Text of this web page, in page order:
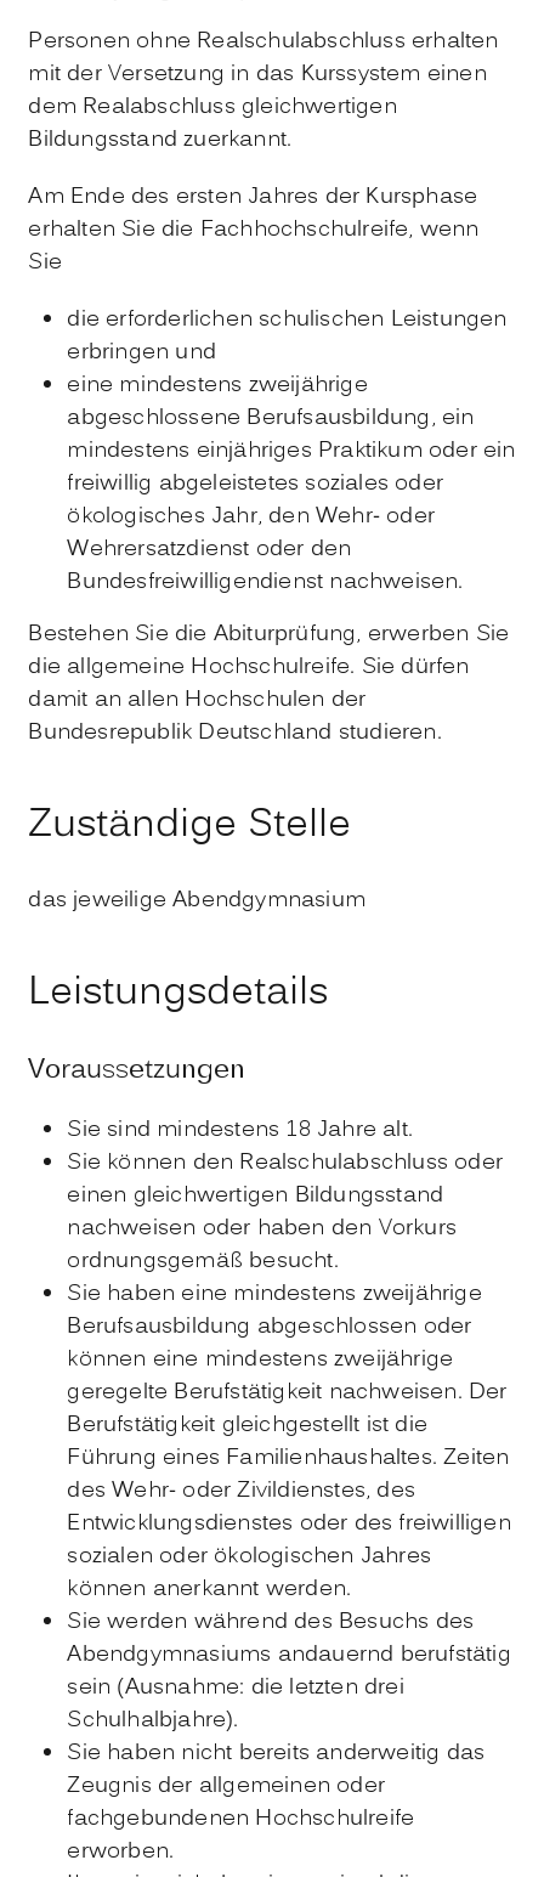
Personen ohne Realschulabschluss erhalten
mit der Versetzung in das Kurssystem einen
dem Realabschluss gleichwertigen
Bildungsstand zuerkannt.
Am Ende des ersten Jahres der Kursphase
erhalten Sie die Fachhochschulreife, wenn
Sie
die erforderlichen schulischen Leistungen
erbringen und
eine mindestens zweijährige
abgeschlossene Berufsausbildung, ein
mindestens einjähriges Praktikum oder ein
freiwillig abgeleistetes soziales oder
ökologisches Jahr, den Wehr- oder
Wehrersatzdienst oder den
Bundesfreiwilligendienst nachweisen.
Bestehen Sie die Abiturprüfung, erwerben Sie
die allgemeine Hochschulreife. Sie dürfen
damit an allen Hochschulen der
Bundesrepublik Deutschland studieren.
Zuständige Stelle
das jeweilige Abendgymnasium
Leistungsdetails
Voraussetzungen
Sie sind mindestens 18 Jahre alt.
Sie können den Realschulabschluss oder
einen gleichwertigen Bildungsstand
nachweisen oder haben den Vorkurs
ordnungsgemäß besucht.
Sie haben eine mindestens zweijährige
Berufsausbildung abgeschlossen oder
können eine mindestens zweijährige
geregelte Berufstätigkeit nachweisen. Der
Berufstätigkeit gleichgestellt ist die
Führung eines Familienhaushaltes. Zeiten
des Wehr- oder Zivildienstes, des
Entwicklungsdienstes oder des freiwilligen
sozialen oder ökologischen Jahres
können anerkannt werden.
Sie werden während des Besuchs des
Abendgymnasiums andauernd berufstätig
sein (Ausnahme: die letzten drei
Schulhalbjahre).
Sie haben nicht bereits anderweitig das
Zeugnis der allgemeinen oder
fachgebundenen Hochschulreife
erworben.